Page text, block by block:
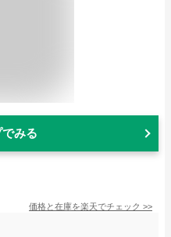
みる
価格と在庫を楽天でチェック >>